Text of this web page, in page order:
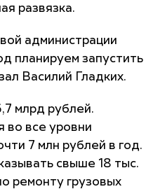
развязка.
администрации
планируем запустить
Василий Гладких.
млрд рублей.
во все уровни
7 млн рублей в год.
свыше 18 тыс.
ремонту грузовых